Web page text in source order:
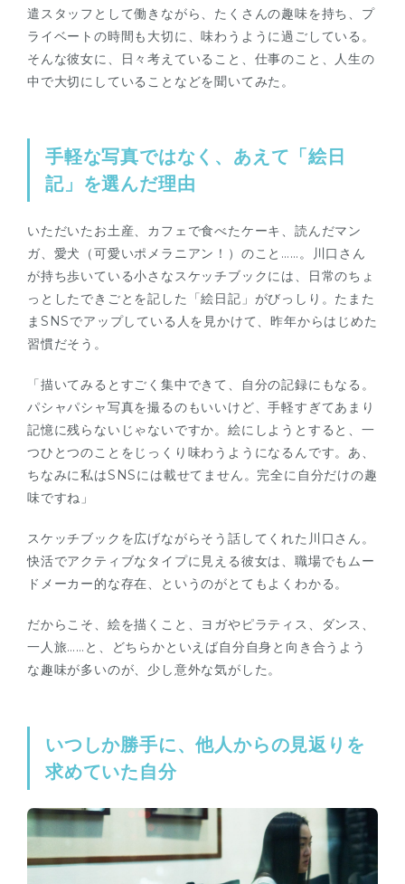
遣スタッフとして働きながら、たくさんの趣味を持ち、プ
ライベートの時間も大切に、味わうように過ごしている。
そんな彼女に、日々考えていること、仕事のこと、人生の
中で大切にしていることなどを聞いてみた。
手軽な写真ではなく、あえて「絵日
記」を選んだ理由
いただいたお土産、カフェで食べたケーキ、読んだマン
ガ、愛犬（可愛いポメラニアン！）のこと……。川口さん
が持ち歩いている小さなスケッチブックには、日常のちょ
っとしたできごとを記した「絵日記」がびっしり。たまた
まSNSでアップしている人を見かけて、昨年からはじめた
習慣だそう。
「描いてみるとすごく集中できて、自分の記録にもなる。
パシャパシャ写真を撮るのもいいけど、手軽すぎてあまり
記憶に残らないじゃないですか。絵にしようとすると、一
つひとつのことをじっくり味わうようになるんです。あ、
ちなみに私はSNSには載せてません。完全に自分だけの趣
味ですね」
スケッチブックを広げながらそう話してくれた川口さん。
快活でアクティブなタイプに見える彼女は、職場でもムー
ドメーカー的な存在、というのがとてもよくわかる。
だからこそ、絵を描くこと、ヨガやピラティス、ダンス、
一人旅……と、どちらかといえば自分自身と向き合うよう
な趣味が多いのが、少し意外な気がした。
いつしか勝手に、他人からの見返りを
求めていた自分